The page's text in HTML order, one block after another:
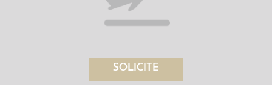
SOLICITE